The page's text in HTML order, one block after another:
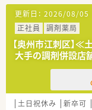
【求人情報につ
■正社員とし
考慮して448
■勤務時間は
ハリをつけて
■昇給は年1回
腰を据えて長
【想定される業
■主に保険調
更新日： 2026/08/05
正社員
調剤薬局
【奥州市江刺区】
大手の調剤併設店
土日祝休み 新卒可